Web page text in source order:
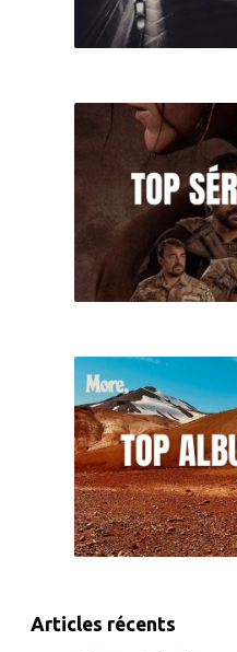
Articles récents